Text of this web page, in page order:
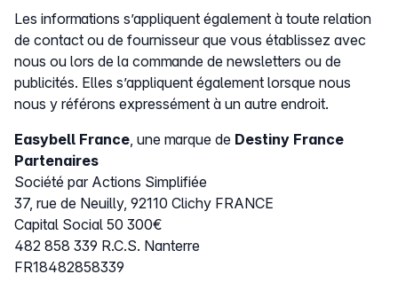
Les informations s’appliquent également à toute relation
de contact ou de fournisseur que vous établissez avec
nous ou lors de la commande de newsletters ou de
publicités. Elles s’appliquent également lorsque nous
nous y référons expressément à un autre endroit.
Easybell France, une marque de Destiny France
Partenaires
Société par Actions Simplifiée
37, rue de Neuilly, 92110 Clichy FRANCE
Capital Social 50 300€
482 858 339 R.C.S. Nanterre
FR18482858339